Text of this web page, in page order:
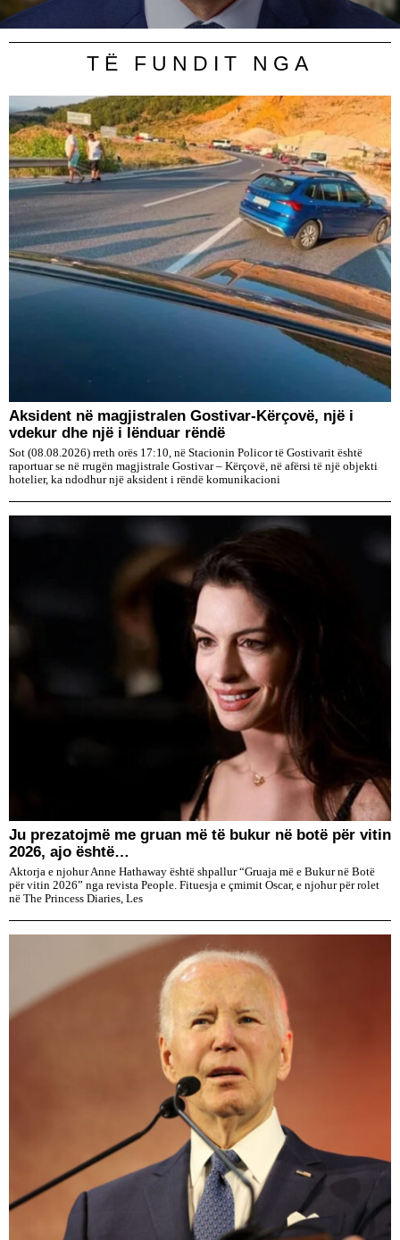
TË FUNDIT NGA
Aksident në magjistralen Gostivar-Kërçovë, një i
vdekur dhe një i lënduar rëndë
Sot (08.08.2026) rreth orës 17:10, në Stacionin Policor të Gostivarit është
raportuar se në rrugën magjistrale Gostivar – Kërçovë, në afërsi të një objekti
hotelier, ka ndodhur një aksident i rëndë komunikacioni
Ju prezatojmë me gruan më të bukur në botë për vitin
2026, ajo është…
Aktorja e njohur Anne Hathaway është shpallur “Gruaja më e Bukur në Botë
për vitin 2026” nga revista People. Fituesja e çmimit Oscar, e njohur për rolet
në The Princess Diaries, Les